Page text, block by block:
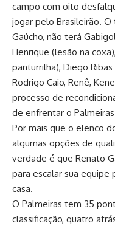
campo com oito
jogar pelo Brasileirão.
Gaúcho, não terá
Henrique (lesão na
panturrilha), Diego
Rodrigo Caio, Renê,
processo de
de enfrentar o
Por mais que o elenco
algumas opções de
verdade é que Renato
para escalar sua
casa.
O Palmeiras tem 35
classificação, quatro